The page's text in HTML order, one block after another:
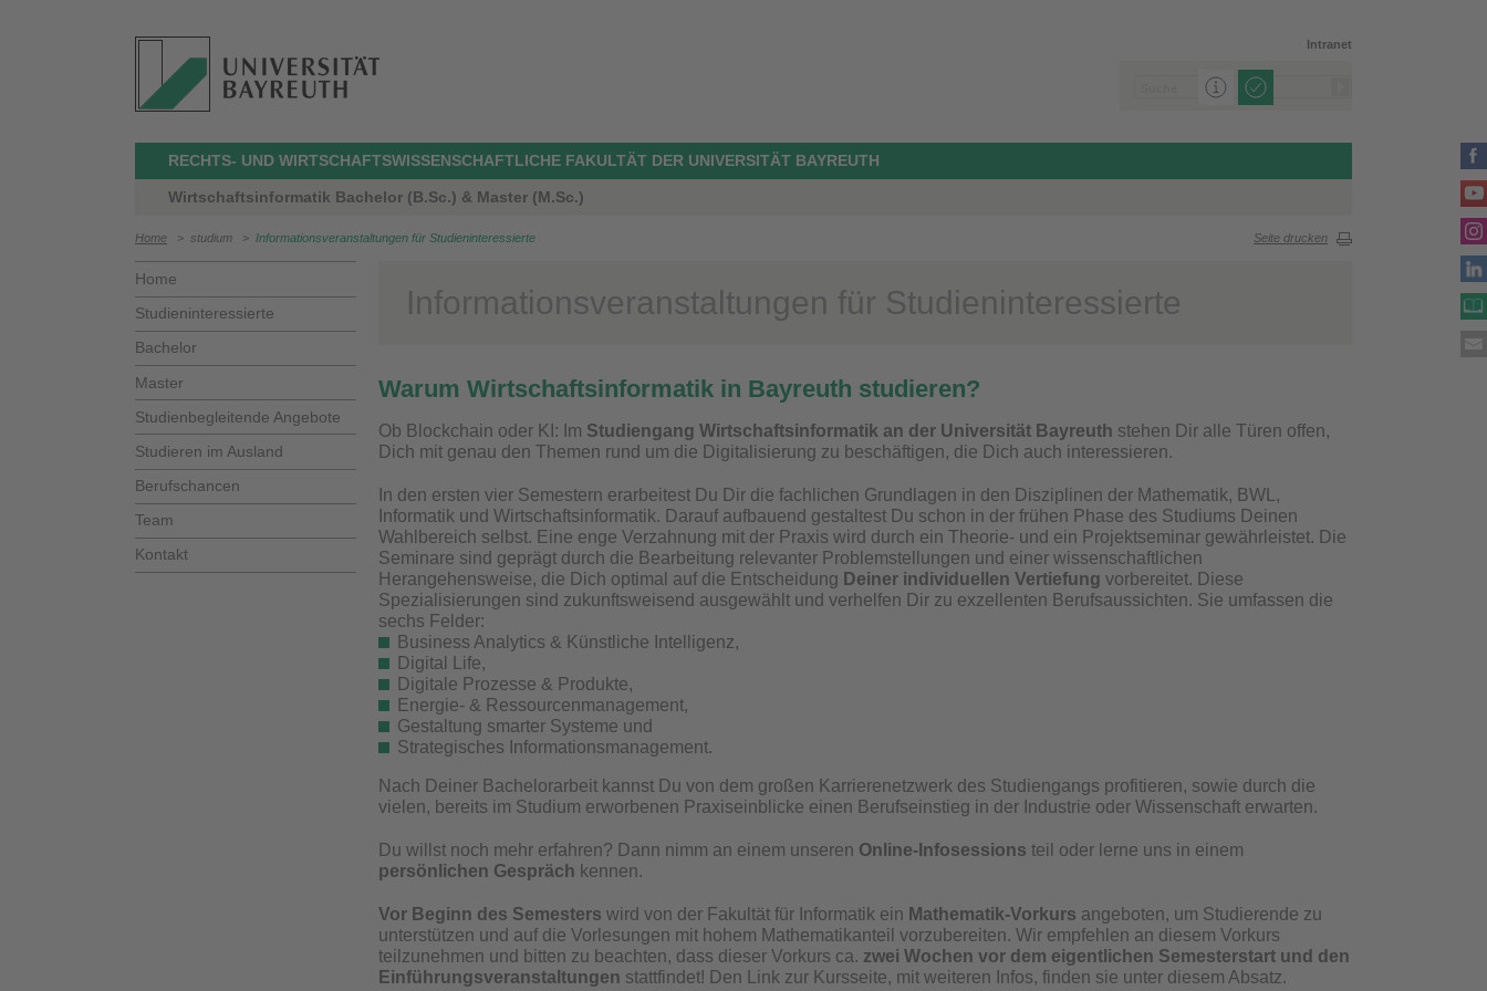
Intranet
RECHTS- UND WIRTSCHAFTSWISSENSCHAFTLICHE FAKULTÄT DER UNIVERSITÄT BAYREUTH
Wirtschaftsinformatik Bachelor (B.Sc.) & Master (M.Sc.)
Home > studium > Informationsveranstaltungen für Studieninteressierte Seite drucken
Home
Studieninteressierte
Bachelor
Master
Studienbegleitende Angebote
Studieren im Ausland
Berufschancen
Team
Kontakt
Informationsveranstaltungen für Studieninteressierte
Warum Wirtschaftsinformatik in Bayreuth studieren?
Ob Blockchain oder KI: Im Studiengang Wirtschaftsinformatik an der Universität Bayreuth stehen Dir alle Türen offen,
Dich mit genau den Themen rund um die Digitalisierung zu beschäftigen, die Dich auch interessieren.
In den ersten vier Semestern erarbeitest Du Dir die fachlichen Grundlagen in den Disziplinen der Mathematik, BWL,
Informatik und Wirtschaftsinformatik. Darauf aufbauend gestaltest Du schon in der frühen Phase des Studiums Deinen
Wahlbereich selbst. Eine enge Verzahnung mit der Praxis wird durch ein Theorie- und ein Projektseminar gewährleistet. Die
Seminare sind geprägt durch die Bearbeitung relevanter Problemstellungen und einer wissenschaftlichen
Herangehensweise, die Dich optimal auf die Entscheidung Deiner individuellen Vertiefung vorbereitet. Diese
Spezialisierungen sind zukunftsweisend ausgewählt und verhelfen Dir zu exzellenten Berufsaussichten. Sie umfassen die
sechs Felder:
Business Analytics & Künstliche Intelligenz,
Digital Life,
Digitale Prozesse & Produkte,
Energie- & Ressourcenmanagement,
Gestaltung smarter Systeme und
Strategisches Informationsmanagement.
Nach Deiner Bachelorarbeit kannst Du von dem großen Karrierenetzwerk des Studiengangs profitieren, sowie durch die
vielen, bereits im Studium erworbenen Praxiseinblicke einen Berufseinstieg in der Industrie oder Wissenschaft erwarten.
Du willst noch mehr erfahren? Dann nimm an einem unseren Online-Infosessions teil oder lerne uns in einem
persönlichen Gespräch kennen.
Vor Beginn des Semesters wird von der Fakultät für Informatik ein Mathematik-Vorkurs angeboten, um Studierende zu
unterstützen und auf die Vorlesungen mit hohem Mathematikanteil vorzubereiten. Wir empfehlen an diesem Vorkurs
teilzunehmen und bitten zu beachten, dass dieser Vorkurs ca. zwei Wochen vor dem eigentlichen Semesterstart und den
Einführungsveranstaltungen stattfindet! Den Link zur Kursseite, mit weiteren Infos, finden sie unter diesem Absatz.